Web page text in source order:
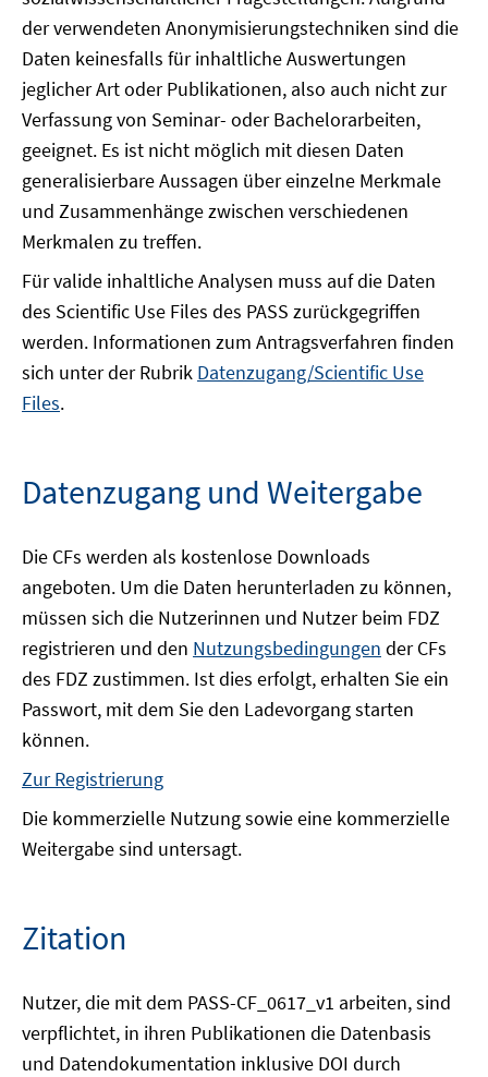
der verwendeten Anonymisierungstechniken sind die
Daten keinesfalls für inhaltliche Auswertungen
jeglicher Art oder Publikationen, also auch nicht zur
Verfassung von Seminar- oder Bachelorarbeiten,
geeignet. Es ist nicht möglich mit diesen Daten
generalisierbare Aussagen über einzelne Merkmale
und Zusammenhänge zwischen verschiedenen
Merkmalen zu treffen.
Für valide inhaltliche Analysen muss auf die Daten
des Scientific Use Files des PASS zurückgegriffen
werden. Informationen zum Antragsverfahren finden
sich unter der Rubrik Datenzugang/Scientific Use
Files.
Datenzugang und Weitergabe
Die CFs werden als kostenlose Downloads
angeboten. Um die Daten herunterladen zu können,
müssen sich die Nutzerinnen und Nutzer beim FDZ
registrieren und den Nutzungsbedingungen der CFs
des FDZ zustimmen. Ist dies erfolgt, erhalten Sie ein
Passwort, mit dem Sie den Ladevorgang starten
können.
Zur Registrierung
Die kommerzielle Nutzung sowie eine kommerzielle
Weitergabe sind untersagt.
Zitation
Nutzer, die mit dem PASS-CF_0617_v1 arbeiten, sind
verpflichtet, in ihren Publikationen die Datenbasis
und Datendokumentation inklusive DOI durch